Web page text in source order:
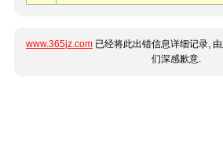
www.365jz.com 已经将此出错信息详细记录,
们深感歉意.